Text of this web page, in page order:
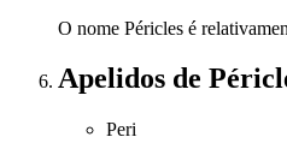
O nome Péricles é
Apelidos de
Peri